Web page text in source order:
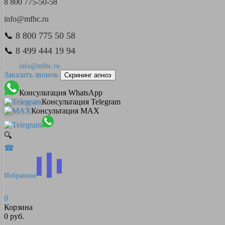
8 800 775-50-58
info@mfhc.ru
📞 8 800 775 50 58
📞 8 499 444 19 94
info@mfhc.ru
Заказать звонок Скрининг апноэ
Консультация WhatsApp
Консультация Telegram
Консультация MAX
🔍
☎
Избранное
0
Корзина
0 руб.